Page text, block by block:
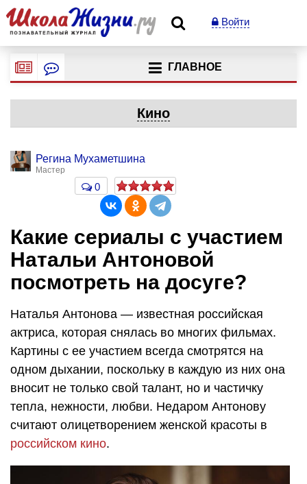
Войти
ГЛАВНОЕ
Кино
Регина Мухаметшина
Мастер
0
Какие сериалы с участием
Натальи Антоновой
посмотреть на досуге?
Наталья Антонова — известная российская
актриса, которая снялась во многих фильмах.
Картины с ее участием всегда смотрятся на
одном дыхании, поскольку в каждую из них она
вносит не только свой талант, но и частичку
тепла, нежности, любви. Недаром Антонову
считают олицетворением женской красоты в
российском кино.